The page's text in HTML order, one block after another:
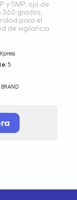
y 5MP, ojo de
360 grados,
para el
de vigilancia
5
BRAND